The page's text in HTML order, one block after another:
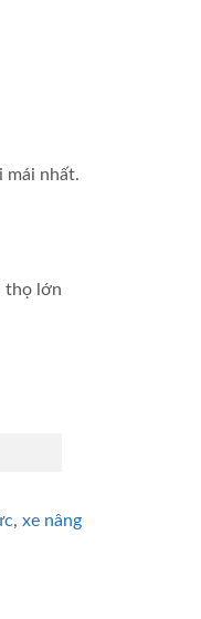
mái nhất.
thọ lớn
, xe nâng